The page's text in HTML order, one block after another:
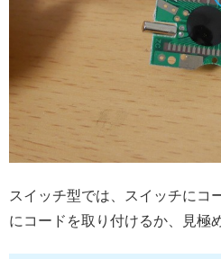
スイッチ型では、スイッチにコ
にコードを取り付けるか、見極